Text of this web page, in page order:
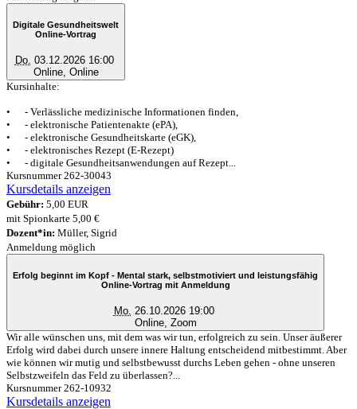
Digitale Gesundheitswelt
Online-Vortrag
Do. 03.12.2026 16:00
Online, Online
Kursinhalte:
• - Verlässliche medizinische Informationen finden,
• - elektronische Patientenakte (ePA),
• - elektronische Gesundheitskarte (eGK),
• - elektronisches Rezept (E-Rezept)
• - digitale Gesundheitsanwendungen auf Rezept...
Kursnummer 262-30043
Kursdetails anzeigen
Gebühr: 5,00 EUR
mit Spionkarte 5,00 €
Dozent*in: Müller, Sigrid
Anmeldung möglich
Erfolg beginnt im Kopf - Mental stark, selbstmotiviert und leistungsfähig
Online-Vortrag mit Anmeldung
Mo. 26.10.2026 19:00
Online, Zoom
Wir alle wünschen uns, mit dem was wir tun, erfolgreich zu sein. Unser äußerer
Erfolg wird dabei durch unsere innere Haltung entscheidend mitbestimmt. Aber
wie können wir mutig und selbstbewusst durchs Leben gehen - ohne unseren
Selbstzweifeln das Feld zu überlassen?...
Kursnummer 262-10932
Kursdetails anzeigen